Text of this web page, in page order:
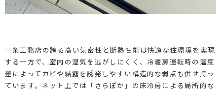
一条工務店の誇る高い気密性と断熱性能は快適な住環境を実現
する一方で、室内の湿気を逃がしにくく、冷暖房運転時の温度
差によってカビや結露を誘発しやすい構造的な弱点も併せ持っ
ています。ネット上では「さらぽか」の床冷房による局所的な